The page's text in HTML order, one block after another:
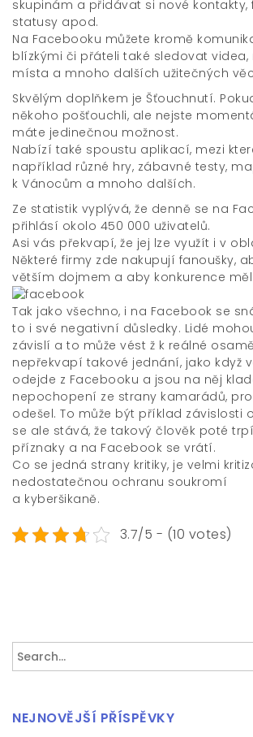
skupinám a přidávat si nové kontakty,
statusy apod.
Na Facebooku můžete kromě
blízkými či přáteli také sledovat videa,
místa a mnoho dalších užitečných
Skvělým doplňkem je Šťouchnutí.
někoho pošťouchli, ale nejste
máte jedinečnou možnost.
Nabízí také spoustu aplikací, mezi
například různé hry, zábavné testy,
k Vánocům a mnoho dalších.
Ze statistik vyplývá, že denně se na
přihlásí okolo 450 000 uživatelů.
Asi vás překvapí, že jej lze využít i v
Některé firmy zde nakupují fanoušky,
větším dojmem a aby konkurence
Tak jako všechno, i na Facebook se
to i své negativní důsledky. Lidé
závislí a to může vést ž k reálné
nepřekvapí takové jednání, jako když
odejde z Facebooku a jsou na něj
nepochopení ze strany kamarádů,
odešel. To může být příklad závislosti
se ale stává, že takový člověk poté
příznaky a na Facebook se vrátí.
Co se jedná strany kritiky, je velmi
nedostatečnou ochranu soukromí
a kyberšikaně.
3.7/5 - (10 votes)
Search
for:
NEJNOVĚJŠÍ PŘÍSPĚVKY